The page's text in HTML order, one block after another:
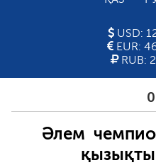
USD:
EUR:
RUB:
Әлем